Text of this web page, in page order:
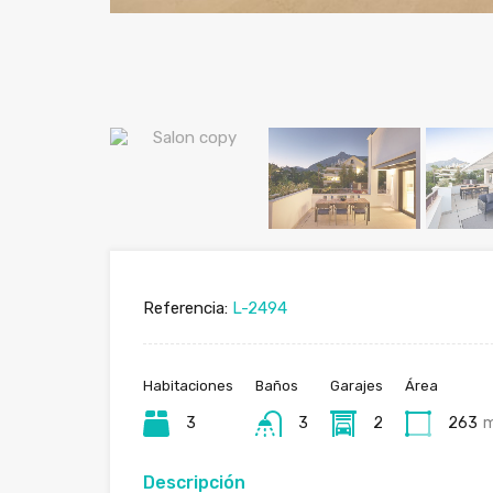
Referencia: L-2494
Habitaciones
3
Baños
3
Garajes
2
Área
263
Descripción